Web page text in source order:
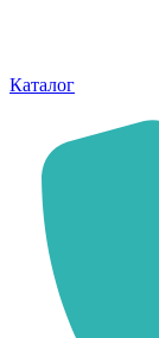
Каталог